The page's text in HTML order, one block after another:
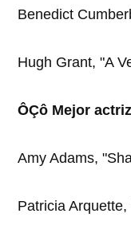
Benedict
Hugh Grant, "A
ÔÇô Mejor
Amy Adams,
Patricia